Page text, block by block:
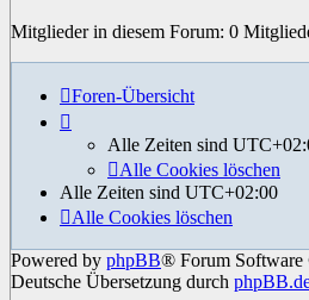
Mitglieder in diesem Forum: 0
Foren-Übersicht
Alle Zeiten sind
Alle Cookies löschen
Alle Zeiten sind UTC+02:00
Alle Cookies löschen
Powered by phpBB® Forum
Deutsche Übersetzung durch